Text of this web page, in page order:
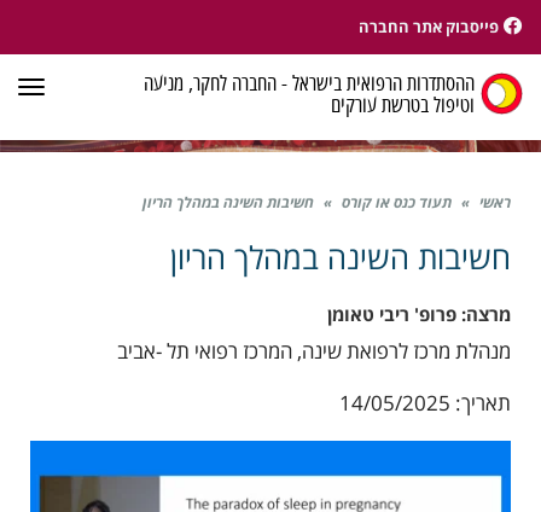
פייסבוק אתר החברה
ההסתדרות הרפואית בישראל - החברה לחקר, מניעה
וטיפול בטרשת עורקים
ראשי » תעוד כנס או קורס » חשיבות השינה במהלך הריון
חשיבות השינה במהלך הריון
מרצה: פרופ' ריבי טאומן
מנהלת מרכז לרפואת שינה, המרכז רפואי תל -אביב
תאריך: 14/05/2025